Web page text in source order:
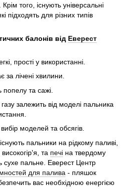
того, існують універсальні
підходять для різних типів
балонів від Еверест
прості у використанні.
за лічені хвилини.
та сажі.
залежить від моделі пальника
моделей та обсягів.
пальники на рідкому паливі,
та печі на твердому
сухе пальне. Еверест Центр
для палива - пляшок
вас необхідною енергією